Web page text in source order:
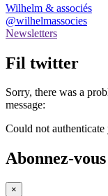
Wilhelm & associés
@wilhelmassocies
Newsletters
Fil twitter
Sorry, there was a
message:
Could not authenticate
Abonnez-
×